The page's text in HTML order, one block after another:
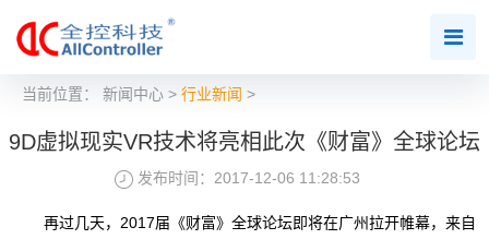
当前位置： 新闻中心> 行业新闻 >
9D虚拟现实VR技术将亮相此次《财富》全球论坛
发布时间：2017-12-06 11:28:53
再过几天，2017届《财富》全球论坛即将在广州拉开帷幕，来自